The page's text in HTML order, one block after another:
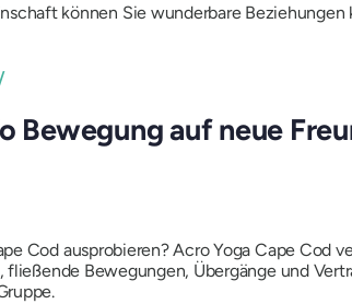
können Sie wunderbare
Bewegung auf neue
Cod ausprobieren? Acro Yoga Cape Cod
Bewegungen, Übergänge und